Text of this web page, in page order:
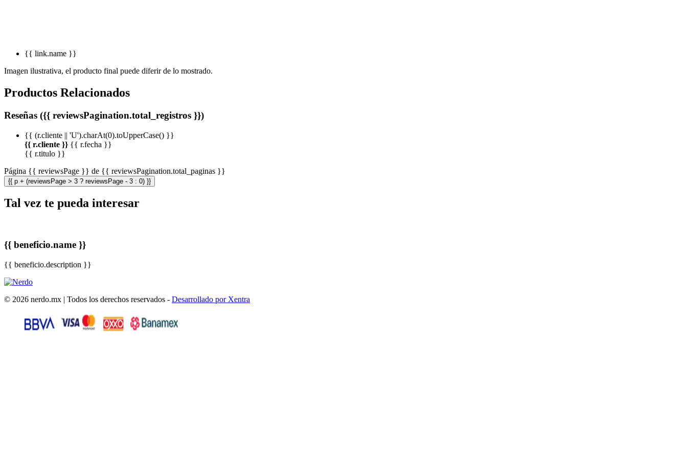
{{ link.name }}
Imagen ilustrativa, el producto final puede diferir de lo mostrado.
Productos Relacionados
Reseñas ({{ reviewsPagination.total_registros }})
{{ (r.cliente || 'U').charAt(0).toUpperCase() }}
{{ r.cliente }} {{ r.fecha }}
{{ r.titulo }}
Página {{ reviewsPage }} de {{ reviewsPagination.total_paginas }}
{{ p + (reviewsPage > 3 ? reviewsPage - 3 : 0) }}
Tal vez te pueda interesar
{{ beneficio.name }}
{{ beneficio.description }}
© 2026 nerdo.mx | Todos los derechos reservados - Desarrollado por Xentra